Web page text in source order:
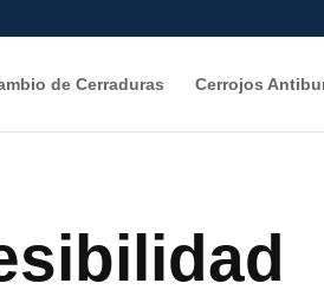
de Cerraduras Cerrojos